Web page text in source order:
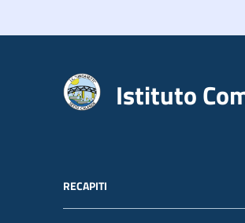
Istituto
RECAPITI